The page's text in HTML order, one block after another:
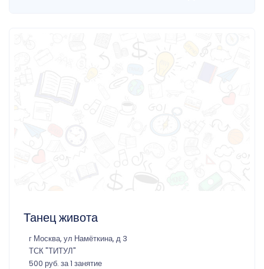
Танец живота
г Москва, ул Намёткина, д 3
ТСК "ТИТУЛ"
500 руб. за 1 занятие